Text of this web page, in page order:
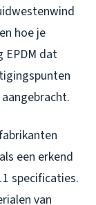
hoe je
EPDM dat
een erkend
specificaties.
van